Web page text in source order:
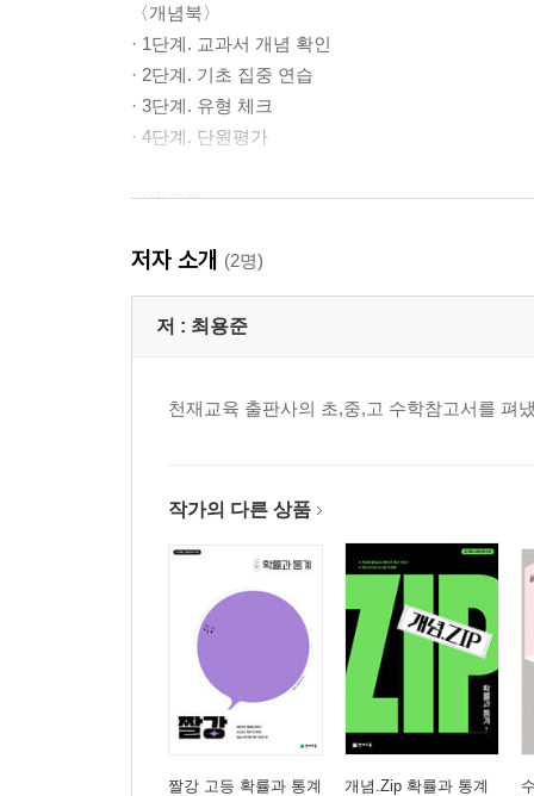
〈개념북〉
· 1단계. 교과서 개념 확인
· 2단계. 기초 집중 연습
· 3단계. 유형 체크
· 4단계. 단원평가
〈워크북〉
· 익힘 유형 연습
저자 소개 (2명)
저 : 최용준
천재교육 출판사의 초,중,고 수학참고서를 펴
작가의 다른 상품
짤강 고등 확률과 통계
개념.Zip 확률과 통계